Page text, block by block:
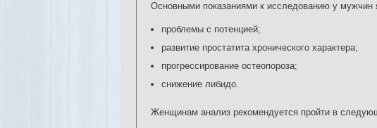
Основными показаниями к исследованию у
проблемы с потенцией;
развитие простатита хронического характера;
прогрессирование остеопороза;
снижение либидо.
Женщинам анализ рекомендуется пройти в